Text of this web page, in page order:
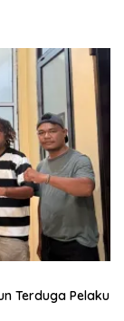
Terduga Pelaku